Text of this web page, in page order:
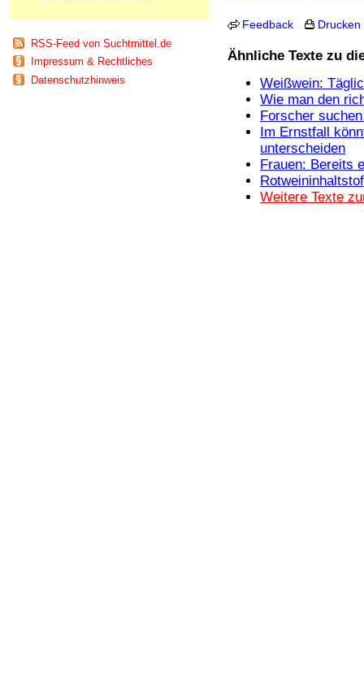
Feedback Drucken
Ähnliche Texte zu
Weißwein:
Wie man den
Forscher
Im Ernstfall
unterscheiden
Frauen: Bereits
Weitere Texte
Alkoholsucht
Arbeitssucht
Computersucht
Ess-Brechsucht
RSS-Feed von Suchtmittel.de
Impressum & Rechtliches
Datenschutzhinweis